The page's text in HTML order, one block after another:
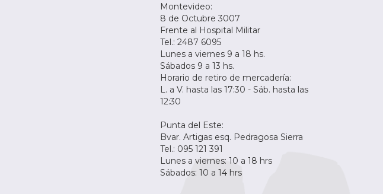
Montevideo:
8 de Octubre 3007
Frente al Hospital Militar
Tel.: 2487 6095
Lunes a viernes 9 a 18 hs.
Sábados 9 a 13 hs.
Horario de retiro de mercadería:
L. a V. hasta las 17:30 - Sáb. hasta las
12:30
Punta del Este:
Bvar. Artigas esq. Pedragosa Sierra
Tel.: 095 121 391
Lunes a viernes: 10 a 18 hrs
Sábados: 10 a 14 hrs